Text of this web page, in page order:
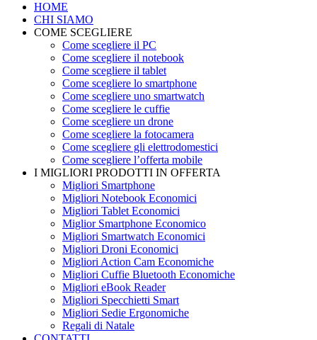
HOME
CHI SIAMO
COME SCEGLIERE
Come scegliere il PC
Come scegliere il notebook
Come scegliere il tablet
Come scegliere lo smartphone
Come scegliere uno smartwatch
Come scegliere le cuffie
Come scegliere un drone
Come scegliere la fotocamera
Come scegliere gli elettrodomestici
Come scegliere l’offerta mobile
I MIGLIORI PRODOTTI IN OFFERTA
Migliori Smartphone
Migliori Notebook Economici
Migliori Tablet Economici
Miglior Smartphone Economico
Migliori Smartwatch Economici
Migliori Droni Economici
Migliori Action Cam Economiche
Migliori Cuffie Bluetooth Economiche
Migliori eBook Reader
Migliori Specchietti Smart
Migliori Sedie Ergonomiche
Regali di Natale